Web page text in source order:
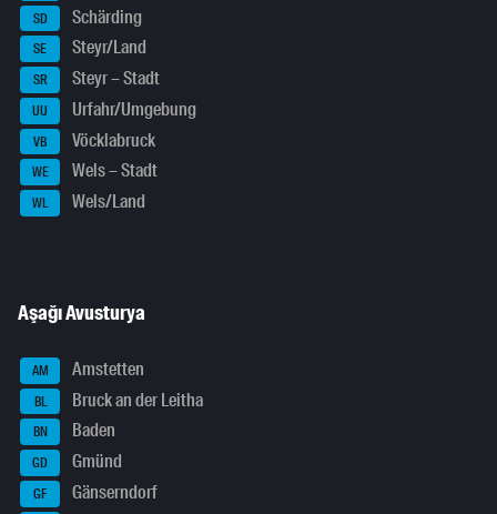
SD Schärding
SE Steyr/Land
SR Steyr – Stadt
UU Urfahr/Umgebung
VB Vöcklabruck
WE Wels – Stadt
WL Wels/Land
Aşağı Avusturya
AM Amstetten
BL Bruck an der Leitha
BN Baden
GD Gmünd
GF Gänserndorf